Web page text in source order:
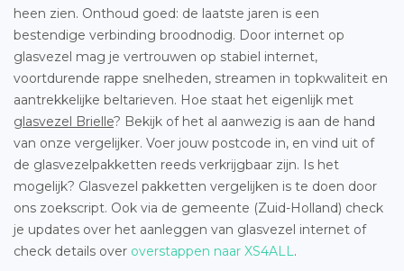
heen zien. Onthoud goed: de laatste jaren is een
bestendige verbinding broodnodig. Door internet op
glasvezel mag je vertrouwen op stabiel internet,
voortdurende rappe snelheden, streamen in topkwaliteit en
aantrekkelijke beltarieven. Hoe staat het eigenlijk met
glasvezel Brielle? Bekijk of het al aanwezig is aan de hand
van onze vergelijker. Voer jouw postcode in, en vind uit of
de glasvezelpakketten reeds verkrijgbaar zijn. Is het
mogelijk? Glasvezel pakketten vergelijken is te doen door
ons zoekscript. Ook via de gemeente (Zuid-Holland) check
je updates over het aanleggen van glasvezel internet of
check details over overstappen naar XS4ALL.